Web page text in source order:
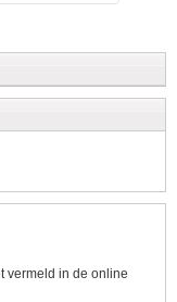
vermeld in de online